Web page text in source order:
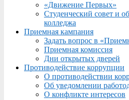
«Движение Первых»
Студенческий совет и
колледжа
Приемная кампания
Задать вопрос в
Приемная комиссия
Дни открытых дверей
Противодействие коррупции
О противодействии
Об уведомлении
О конфликте интересов